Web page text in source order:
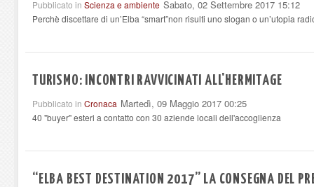
Pubblicato in Scienza e ambiente Sabato, 02 Settembre 2017 15:12
Perchè discettare di un’Elba “smart”non risulti uno slogan o un’utopia
TURISMO: INCONTRI RAVVICINATI ALL'HERMITAGE
Pubblicato in Cronaca Martedì, 09 Maggio 2017 00:25
40 "buyer" esteri a contatto con 30 aziende locali dell'accoglienza
“ELBA BEST DESTINATION 2017” LA CONSEGNA DEL